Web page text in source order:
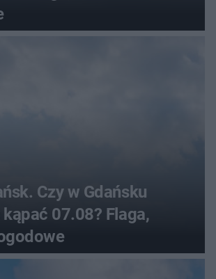
Czy w Gdańsku
07.08? Flaga,